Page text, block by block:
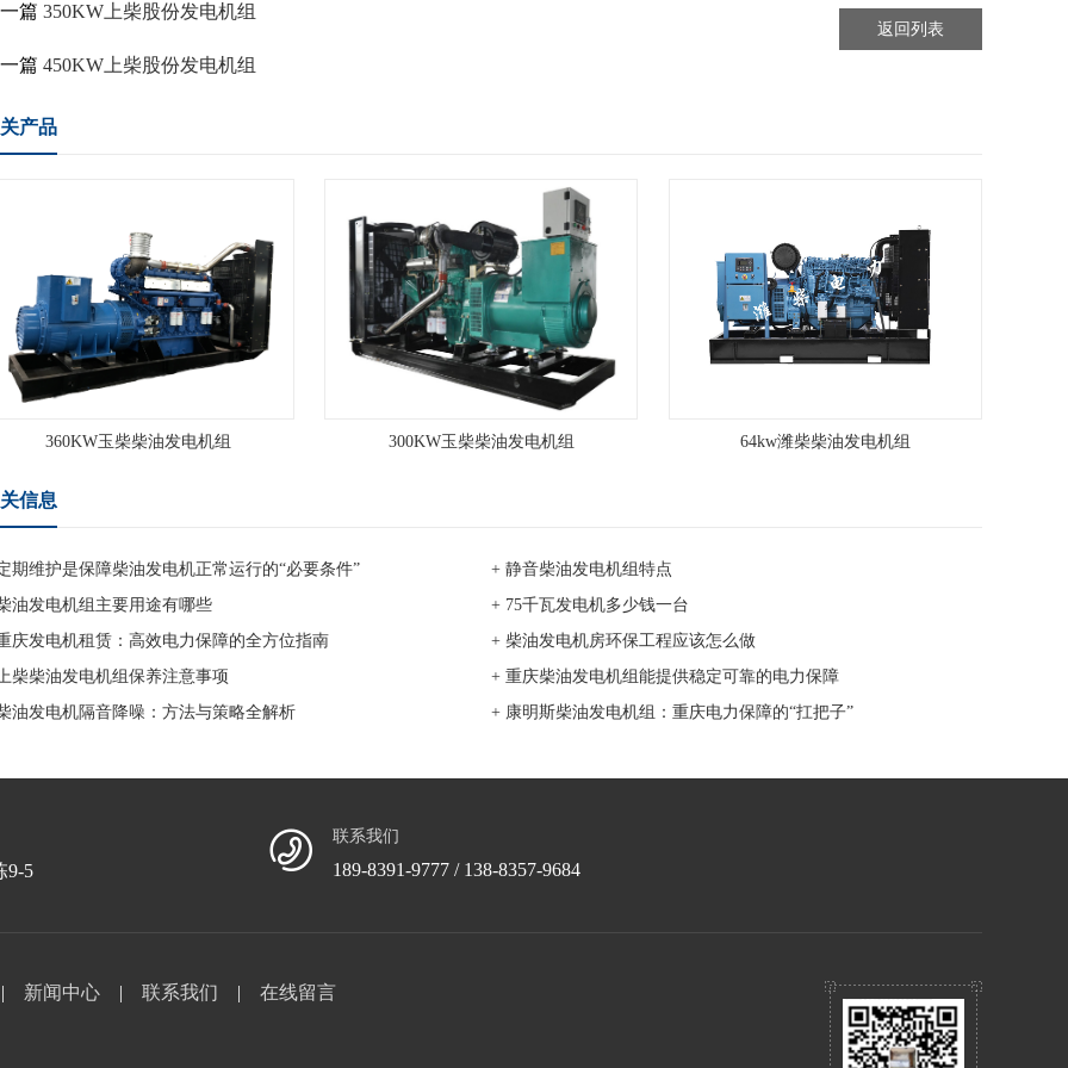
篇 350KW上柴股份发电机组
篇 450KW上柴股份发电机组
返回列表
产品
360KW玉柴柴油发电机组 300KW玉柴柴油发电机组 64kw潍柴柴油发电机组
信息
期维护是保障柴油发电机正常运行的“必要条件”
+ 静音柴油发电机组特点
油发电机组主要用途有哪些
+ 75千瓦发电机多少钱一台
庆发电机租赁：高效电力保障的全方位指南
+ 柴油发电机房环保工程应该怎么做
柴柴油发电机组保养注意事项
+ 重庆柴油发电机组能提供稳定可靠的电力保障
油发电机隔音降噪：方法与策略全解析
+ 康明斯柴油发电机组：重庆电力保障的“扛把子”
9-5
联系我们
189-8391-9777 / 138-8357-9684
新闻中心 | 联系我们 | 在线留言